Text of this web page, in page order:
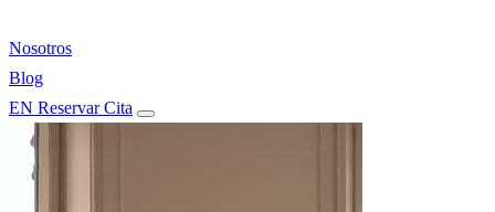
Nosotros
Blog
EN Reservar Cita